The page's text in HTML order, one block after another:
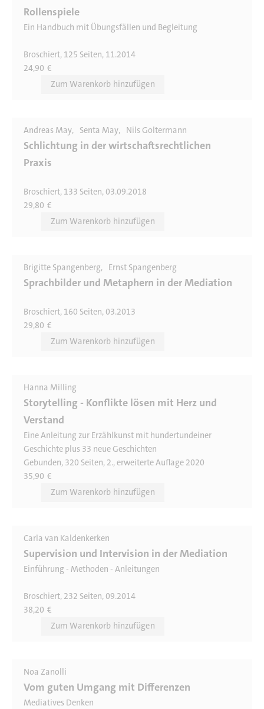
Rollenspiele
Ein Handbuch mit Übungsfällen und Begleitung
Broschiert, 125 Seiten, 11.2014
24,90 €
Andreas May Senta May Nils Goltermann
Schlichtung in der wirtschaftsrechtlichen
Praxis
Broschiert, 133 Seiten, 03.09.2018
29,80 €
Brigitte Spangenberg Ernst Spangenberg
Sprachbilder und Metaphern in der Mediation
Broschiert, 160 Seiten, 03.2013
29,80 €
Hanna Milling
Storytelling - Konflikte lösen mit Herz und
Verstand
Eine Anleitung zur Erzählkunst mit hundertundeiner
Geschichte plus 33 neue Geschichten
Gebunden, 320 Seiten, 2., erweiterte Auflage 2020
35,90 €
Carla van Kaldenkerken
Supervision und Intervision in der Mediation
Einführung - Methoden - Anleitungen
Broschiert, 232 Seiten, 09.2014
38,20 €
Noa Zanolli
Vom guten Umgang mit Differenzen
Mediatives Denken